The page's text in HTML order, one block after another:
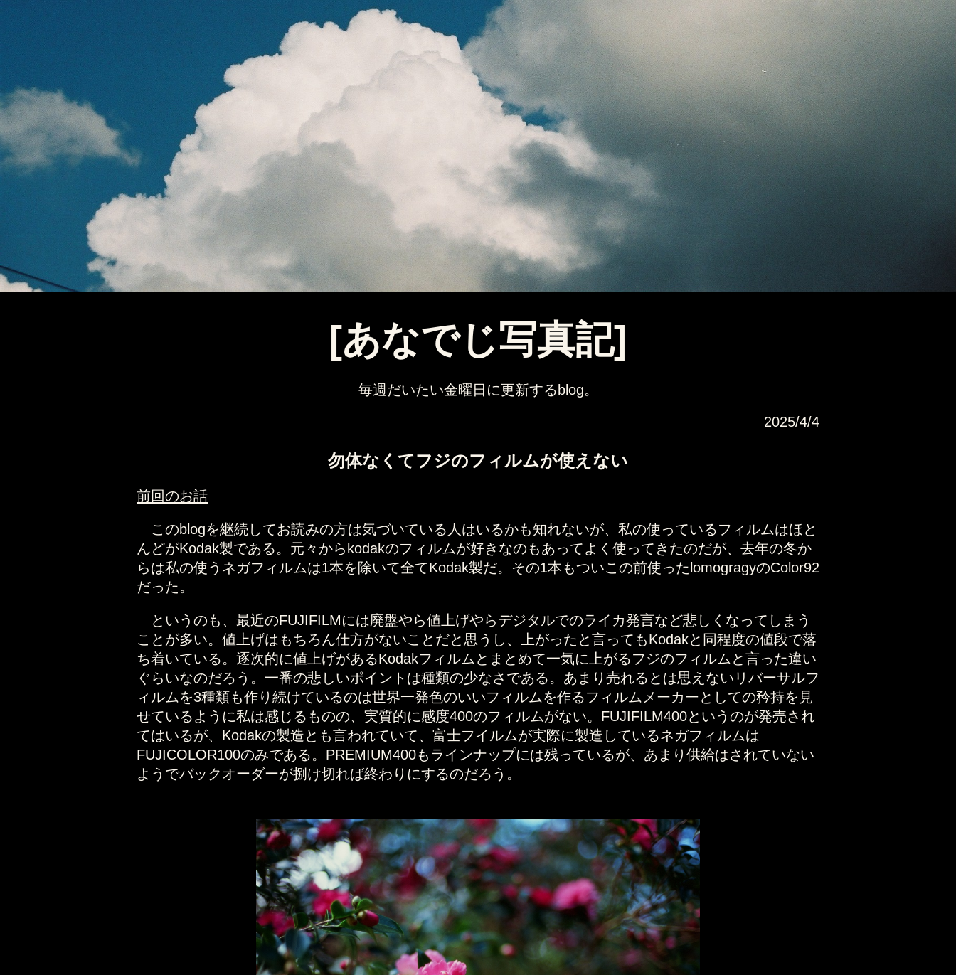
[あなでじ写真記]
毎週だいたい金曜日に更新するblog。
2025/4/4
勿体なくてフジのフィルムが使えない
前回のお話
このblogを継続してお読みの方は気づいている人はいるかも知れないが、私の使っているフィルムはほと
んどがKodak製である。元々からkodakのフィルムが好きなのもあってよく使ってきたのだが、去年の冬か
らは私の使うネガフィルムは1本を除いて全てKodak製だ。その1本もついこの前使ったlomogragyのColor92
だった。
というのも、最近のFUJIFILMには廃盤やら値上げやらデジタルでのライカ発言など悲しくなってしまう
ことが多い。値上げはもちろん仕方がないことだと思うし、上がったと言ってもKodakと同程度の値段で落
ち着いている。逐次的に値上げがあるKodakフィルムとまとめて一気に上がるフジのフィルムと言った違い
ぐらいなのだろう。一番の悲しいポイントは種類の少なさである。あまり売れるとは思えないリバーサルフ
ィルムを3種類も作り続けているのは世界一発色のいいフィルムを作るフィルムメーカーとしての矜持を見
せているように私は感じるものの、実質的に感度400のフィルムがない。FUJIFILM400というのが発売され
てはいるが、Kodakの製造とも言われていて、富士フイルムが実際に製造しているネガフィルムは
FUJICOLOR100のみである。PREMIUM400もラインナップには残っているが、あまり供給はされていない
ようでバックオーダーが捌け切れば終わりにするのだろう。